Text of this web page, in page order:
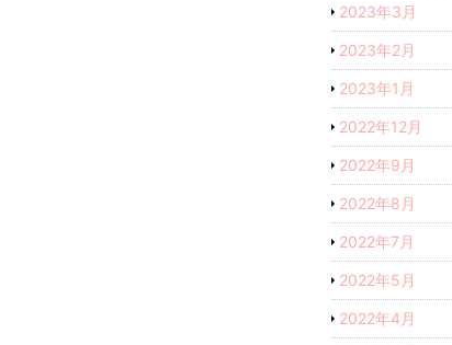
2023年3月
2023年2月
2023年1月
2022年12月
2022年9月
2022年8月
2022年7月
2022年5月
2022年4月